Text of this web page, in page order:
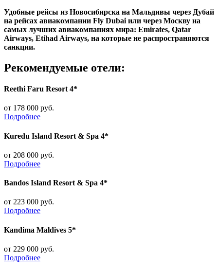
Удобные рейсы из Новосибирска на Мальдивы через Дубай
на рейсах авиакомпании Fly Dubai или через Москву на
самых лучших авиакомпаниях мира: Emirates, Qatar
Airways, Etihad Airways, на которые не распространяются
санкции.
Рекомендуемые отели:
Reethi Faru Resort 4*
от 178 000 руб.
Подробнее
Kuredu Island Resort & Spa 4*
от 208 000 руб.
Подробнее
Bandos Island Resort & Spa 4*
от 223 000 руб.
Подробнее
Kandima Maldives 5*
от 229 000 руб.
Подробнее